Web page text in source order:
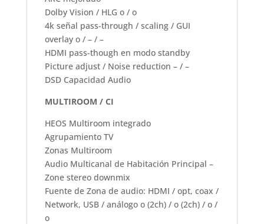
Dolby Vision / HLG o / o
4k señal pass-through / scaling / GUI
overlay o / – / –
HDMI pass-though en modo standby
Picture adjust / Noise reduction – / –
DSD Capacidad Audio
MULTIROOM / CI
HEOS Multiroom integrado
Agrupamiento TV
Zonas Multiroom
Audio Multicanal de Habitación Principal –
Zone stereo downmix
Fuente de Zona de audio: HDMI / opt, coax /
Network, USB / análogo o (2ch) / o (2ch) / o /
o